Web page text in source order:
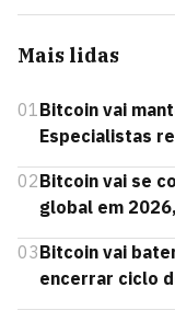
Mais lidas
01Bitcoin vai
Especialistas
02Bitcoin vai se
global em
03Bitcoin vai
encerrar ciclo